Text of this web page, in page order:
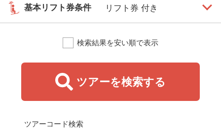
早朝バス集合場所を出発して、当日中に帰着するツアー
です。出発前日まで申込可能です。
朝発バス（宿泊）
るツアーです。初日はお昼頃にスキー場に到着します。
基本リフト券条件
検索結果を安い順で表示
ツアーを検索する
ツアーコード検索